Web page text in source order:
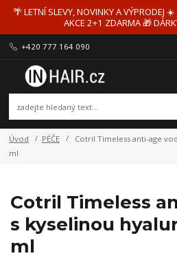
🌴 LETNÍ SLEVY, NOVINKY A VÝPRODEJ
AKCE 2+1 ZDARMA 🎁
+420 777 164 090
Úvod PÉČE
Cotril Timeless anti-age
ml
Cotril Timeless
s kyselinou
ml